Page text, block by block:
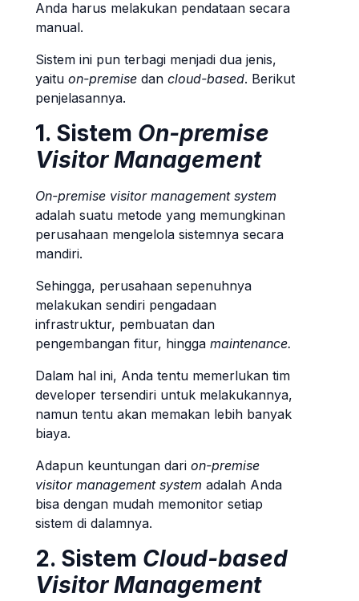
Anda harus melakukan pendataan secara
manual.
Sistem ini pun terbagi menjadi dua jenis,
yaitu on-premise dan cloud-based. Berikut
penjelasannya.
1. Sistem On-premise
Visitor Management
On-premise visitor management system
adalah suatu metode yang memungkinan
perusahaan mengelola sistemnya secara
mandiri.
Sehingga, perusahaan sepenuhnya
melakukan sendiri pengadaan
infrastruktur, pembuatan dan
pengembangan fitur, hingga maintenance.
Dalam hal ini, Anda tentu memerlukan tim
developer tersendiri untuk melakukannya,
namun tentu akan memakan lebih banyak
biaya.
Adapun keuntungan dari on-premise
visitor management system adalah Anda
bisa dengan mudah memonitor setiap
sistem di dalamnya.
2. Sistem Cloud-based
Visitor Management